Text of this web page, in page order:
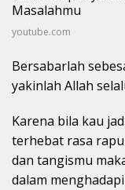
youtube.com
Bersabarlah
yakinlah Allah
Karena bila kau
terhebat rasa
dan tangismu
dalam